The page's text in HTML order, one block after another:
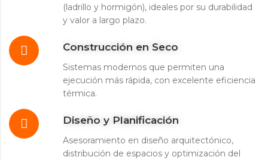
(ladrillo y hormigón), ideales por su durabilidad
y valor a largo plazo.
Construcción en Seco
Sistemas modernos que permiten una
ejecución más rápida, con excelente eficiencia
térmica.
Diseño y Planificación
Asesoramiento en diseño arquitectónico,
distribución de espacios y optimización del